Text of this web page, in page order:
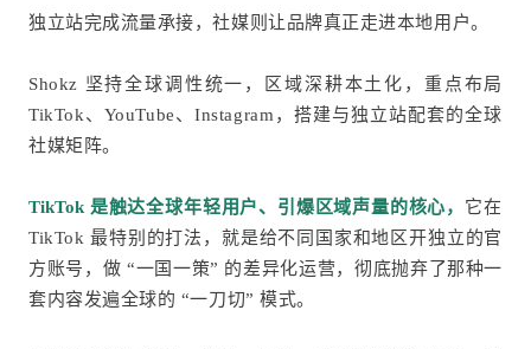
独立站完成流量承接，社媒则让品牌真正走进本地用户。
Shokz 坚持全球调性统一，区域深耕本土化，重点布局
TikTok、YouTube、Instagram，搭建与独立站配套的全球
社媒矩阵。
TikTok 是触达全球年轻用户、引爆区域声量的核心， 它在
TikTok 最特别的打法，就是给不同国家和地区开独立的官
方账号，做 “一国一策” 的差异化运营，彻底抛弃了那种一
套内容发遍全球的 “一刀切” 模式。